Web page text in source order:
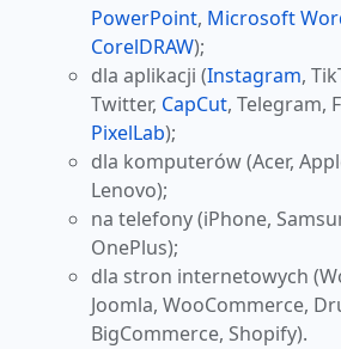
PowerPoint, Microsoft
CorelDRAW);
dla aplikacji (Instagram,
Twitter, CapCut, Telegram,
PixelLab);
dla komputerów (Acer,
Lenovo);
na telefony (iPhone,
OnePlus);
dla stron internetowych
Joomla, WooCommerce,
BigCommerce, Shopify).